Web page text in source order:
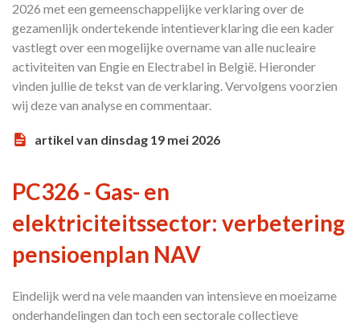
2026 met een gemeenschappelijke verklaring over de
gezamenlijk ondertekende intentieverklaring die een kader
vastlegt over een mogelijke overname van alle nucleaire
activiteiten van Engie en Electrabel in België. Hieronder
vinden jullie de tekst van de verklaring. Vervolgens voorzien
wij deze van analyse en commentaar.
artikel van dinsdag 19 mei 2026
PC326 - Gas- en
elektriciteitssector: verbetering
pensioenplan NAV
Eindelijk werd na vele maanden van intensieve en moeizame
onderhandelingen dan toch een sectorale collectieve